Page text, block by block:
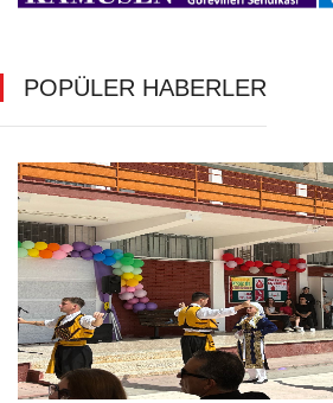
POPÜLER HABERLER